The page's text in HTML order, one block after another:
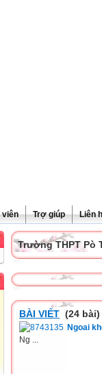
viên Trợ giúp Liên
Trường THPT Pò
BÀI VIẾT (24 bài)
Ngoai
Ng ...